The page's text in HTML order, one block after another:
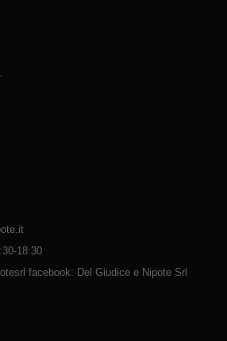
18:30
facebook: Del Giudice e Nipote Srl